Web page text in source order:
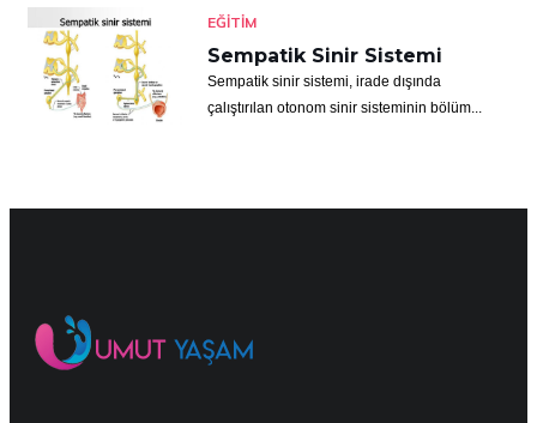
EĞITIM
Sempatik Sinir Sistemi
Sempatik sinir sistemi, irade dışında
çalıştırılan otonom sinir sisteminin bölüm...